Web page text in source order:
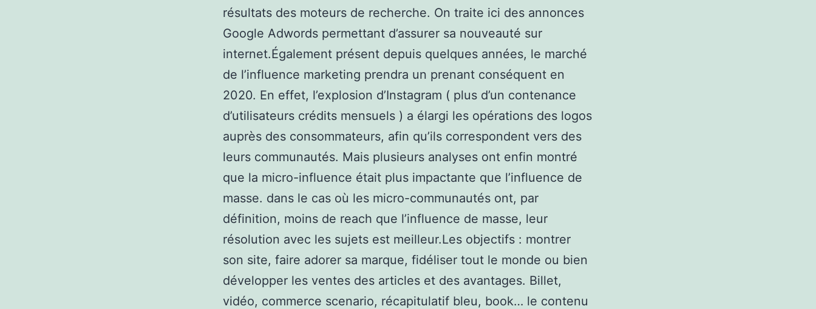
résultats des moteurs de recherche. On traite ici des annonces
Google Adwords permettant d’assurer sa nouveauté sur
internet.Également présent depuis quelques années, le marché
de l’influence marketing prendra un prenant conséquent en
2020. En effet, l’explosion d’Instagram ( plus d’un contenance
d’utilisateurs crédits mensuels ) a élargi les opérations des logos
auprès des consommateurs, afin qu’ils correspondent vers des
leurs communautés. Mais plusieurs analyses ont enfin montré
que la micro-influence était plus impactante que l’influence de
masse. dans le cas où les micro-communautés ont, par
définition, moins de reach que l’influence de masse, leur
résolution avec les sujets est meilleur.Les objectifs : montrer
son site, faire adorer sa marque, fidéliser tout le monde ou bien
développer les ventes des articles et des avantages. Billet,
vidéo, commerce scenario, récapitulatif bleu, book… le contenu